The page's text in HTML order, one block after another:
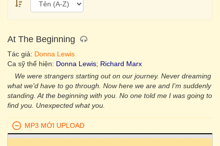
At The Beginning
Tác giả: Donna Lewis
Ca sỹ thể hiện: Donna Lewis; Richard Marx
We were strangers starting out on our journey. Never dreaming
what we'd have to go through. Now here we are and I'm suddenly
standing. At the beginning with you. No one told me I was going to
find you. Unexpected what you.
MP3 MỚI UPLOAD